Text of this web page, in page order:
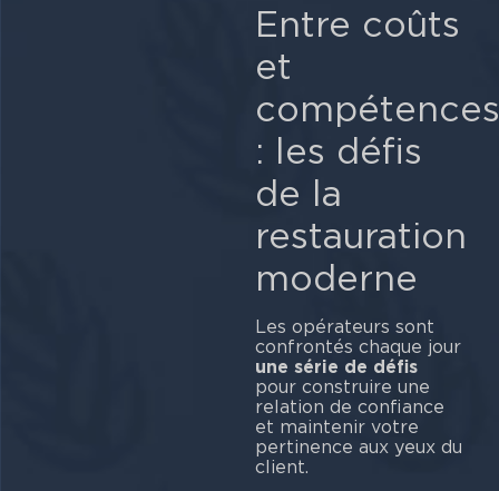
Entre coûts
et
compétences
: les défis
de la
restauration
moderne
Les opérateurs sont
confrontés chaque jour
une série de défis
pour construire une
relation de confiance
et maintenir votre
pertinence aux yeux du